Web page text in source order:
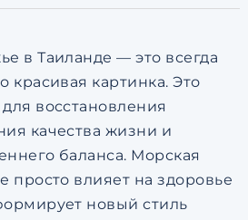
в Таиланде — это всегда
красивая картинка. Это
восстановления
качества жизни и
баланса. Морская
просто влияет на здоровье
новый стиль